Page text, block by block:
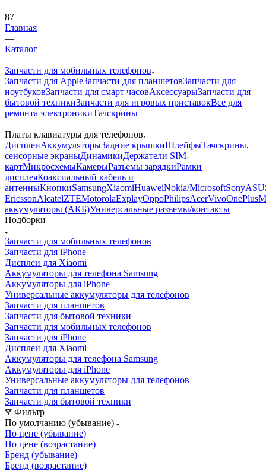
87
Главная
—
Каталог
—
Запчасти для мобильных телефонов
Запчасти для AppleЗапчасти для планшетовЗапчасти для
ноутбуковЗапчасти для смарт часовАксессуарыЗапчасти для
бытовой техникиЗапчасти для игровых приставокВсе для
ремонта электроникиТачскрины
—
Платы клавиатуры для телефонов
ДисплеиАккумуляторыЗадние крышкиШлейфыТачскрины,
сенсорные экраныДинамикиДержатели SIM-
картМикросхемыКамерыРазъемы зарядкиРамки
дисплеяКоаксиальный кабель и
антенныКнопкиSamsungXiaomiHuaweiNokia/MicrosoftSony
EricssonAlcatelZTEMotorolaExplayOppoPhilipsAcerVivoOnePlus
аккумуляторы (АКБ)Универсальные разъемы/контакты
Подборки
Запчасти для мобильных телефонов
Запчасти для iPhone
Дисплеи для Xiaomi
Аккумуляторы для телефона Samsung
Аккумуляторы для iPhone
Универсальные аккумуляторы для телефонов
Запчасти для планшетов
Запчасти для бытовой техники
Запчасти для мобильных телефонов
Запчасти для iPhone
Дисплеи для Xiaomi
Аккумуляторы для телефона Samsung
Аккумуляторы для iPhone
Универсальные аккумуляторы для телефонов
Запчасти для планшетов
Запчасти для бытовой техники
Фильтр
По умолчанию (убывание)
По цене (убывание)
По цене (возрастание)
Бренд (убывание)
Бренд (возрастание)